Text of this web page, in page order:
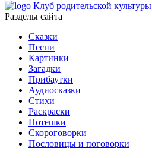
Клуб родительской культуры
Разделы сайта
Сказки
Песни
Картинки
Загадки
Прибаутки
Аудиосказки
Стихи
Раскраски
Потешки
Скороговорки
Пословицы и поговорки